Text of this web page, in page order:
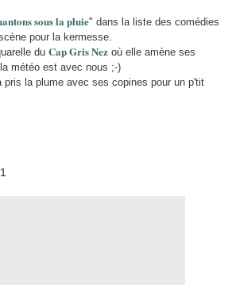
sous la pluie" dans la liste des comédies
pour la kermesse.
du Cap Gris Nez où elle amène ses
météo est avec nous ;-)
pris la plume avec ses copines pour un p'tit